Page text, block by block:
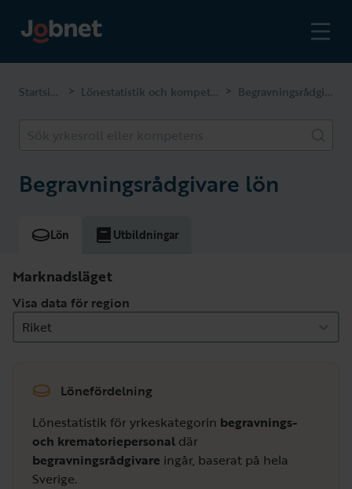
Startsidan > Lönestatistik och kompetenser > Begravningsrådgivare
Begravningsrådgivare lön
Lön Utbildningar
Marknadsläget
Visa data för region
Riket
Lönefördelning
Lönestatistik för yrkeskategorin begravnings-
och krematoriepersonal där
begravningsrådgivare ingår, baserat på hela
Sverige.